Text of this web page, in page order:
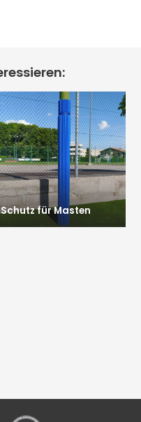
Schutz für Masten